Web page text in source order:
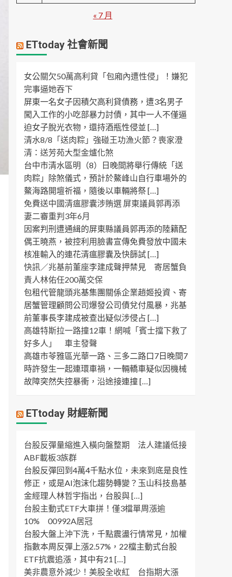
« 7 月
ETtoday 社會新聞
女公關欠50萬高利貸「包廂內遭性侵」！嫌犯
完事逼她吞下
屏東一名女子因積欠高利貸債務，遭3名男子
闖入工作的小吃部暴力討債，其中一人不僅逼
迫女子脫光衣物，還持酒瓶性侵並 […]
清水8/8「送肉粽」強碰王功漁火節？喪家澄
清：送芳苑大型金爐化煞
台中市清水區明（8）日晚間將舉行傳統「送
肉粽」除煞儀式，預計於鰲峰山自行車場外的
鰲海路開壇祈福，隨後以車輛將祭 […]
免費送中國清瘟膠囊涉賄選 屏東議員郭再添
妻二審重判3年6月
因案判刑遭通緝的屏東縣議員郭再添的陸籍配
偶王曉燕，被控利用臉書宣傳免費發放中國未
核准輸入的連花清瘟膠囊及快篩試 […]
快訊／兆基前董座李建成聲押禁見 寄居蟹負
責人林佑任200萬交保
包租代管龍頭兆基集團關係企業趙姬投資、寄
居蟹管理顧問公司爆發公司債兌付風暴，兆基
前董事長李建成被查出疑似涉侵占 […]
高雄特斯拉一路撞12車！網喊「賓士擋下救了
好多人」 車主發聲
高雄市苓雅區光華一路、三多二路口7日晚間7
時許發生一起連環車禍，一輛轎車疑似因機械
故障突然失控暴衝，沿途接連撞 […]
ETtoday 財經新聞
台股反彈量縮進入橫向盤整期 法人建議低接
ABF載板3族群
台股反彈回到4萬4千點水位，未來到底是良性
修正，或是AI泡沫化趨勢轉變？玉山科技島基
金經理人林哲宇指出，台股與 […]
台股主動式ETF大車拼！僅3檔單周漲逾
10% 00992A居冠
台股大盤上沖下洗，千點震盪行情常見，加權
指數本周反彈上漲2.57%，22檔主動式台股
ETF抗震追漲，其中有21 […]
美非農意外減少！美股全收紅 台指期大漲